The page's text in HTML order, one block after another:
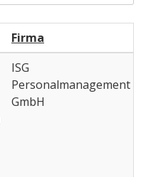
Firma
ISG
Personalmanagement
GmbH